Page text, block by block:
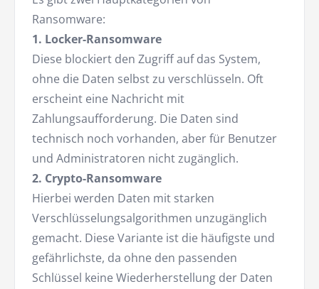
Ransomware:
1. Locker-Ransomware
Diese blockiert den Zugriff auf das System,
ohne die Daten selbst zu verschlüsseln. Oft
erscheint eine Nachricht mit
Zahlungsaufforderung. Die Daten sind
technisch noch vorhanden, aber für Benutzer
und Administratoren nicht zugänglich.
2. Crypto-Ransomware
Hierbei werden Daten mit starken
Verschlüsselungsalgorithmen unzugänglich
gemacht. Diese Variante ist die häufigste und
gefährlichste, da ohne den passenden
Schlüssel keine Wiederherstellung der Daten